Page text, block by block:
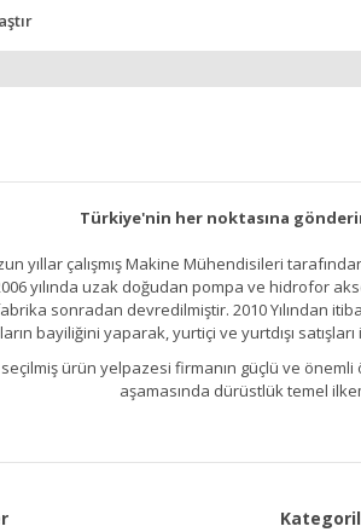
Türkiye'nin her noktasına
yıllar çalışmış Makine Mühendisileri
yılında uzak doğudan pompa ve hidrofor
sonradan devredilmiştir. 2010 Yılından
bayiliğini yaparak, yurtiçi ve yurtdışı
seçilmiş ürün yelpazesi firmanın güçlü ve
aşamasında dürüstlük temel